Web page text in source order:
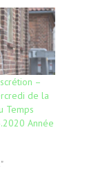
–
de la
Temps
Année